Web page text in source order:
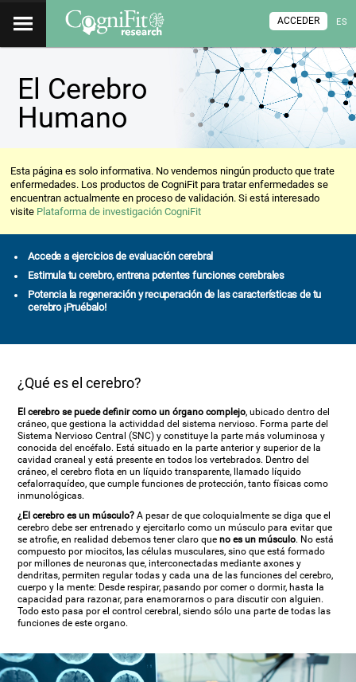
ES
ACCEDER
El Cerebro
Humano
Esta página es solo informativa. No vendemos ningún producto que trate
enfermedades. Los productos de CogniFit para tratar enfermedades se
encuentran actualmente en proceso de validación. Si está interesado
visite Plataforma de investigación CogniFit
Accede a ejercicios de evaluación cerebral
Estimula tu cerebro, entrena potentes funciones cerebrales
Potencia la regeneración y recuperación de las características de tu
cerebro ¡Pruébalo!
¿Qué es el cerebro?
El cerebro se puede definir como un órgano complejo, ubicado dentro del
cráneo, que gestiona la actividdad del sistema nervioso. Forma parte del
Sistema Nervioso Central (SNC) y constituye la parte más voluminosa y
conocida del encéfalo. Está situado en la parte anterior y superior de la
cavidad craneal y está presente en todos los vertebrados. Dentro del
cráneo, el cerebro flota en un líquido transparente, llamado líquido
cefalorraquídeo, que cumple funciones de protección, tanto físicas como
inmunológicas.
¿El cerebro es un músculo? A pesar de que coloquialmente se diga que el
cerebro debe ser entrenado y ejercitarlo como un músculo para evitar que
se atrofie, en realidad debemos tener claro queno es un músculo. No está
compuesto por miocitos, las células musculares, sino que está formado
por millones de neuronas que, interconectadas mediante axones y
dendritas, permiten regular todas y cada una de las funciones del cerebro,
cuerpo y la mente: Desde respirar, pasando por comer o dormir, hasta la
capacidad para razonar, para enamorarnos o para discutir con alguien.
Todo esto pasa por el control cerebral, siendo sólo una parte de todas las
funciones de este organo.